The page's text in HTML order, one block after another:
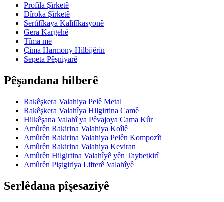
Profîla Şîrketê
Dîroka Şîrketê
Sertîfîkaya Kalîfîkasyonê
Gera Kargehê
Tîma me
Çima Harmony Hilbijêrin
Sepeta Pêşniyarê
Pêşandana hilberê
Rakêşkera Valahiya Pelê Metal
Rakêşkera Valahîya Hilgirtina Camê
Hilkêşana Valahî ya Pêvajoya Cama Kûr
Amûrên Rakirina Valahiya Koîlê
Amûrên Rakirina Valahiya Pelên Kompozît
Amûrên Rakirina Valahiya Keviran
Amûrên Hilgirtina Valahîyê yên Taybetkirî
Amûrên Piştgiriya Lifterê Valahîyê
Serlêdana pîşesaziyê